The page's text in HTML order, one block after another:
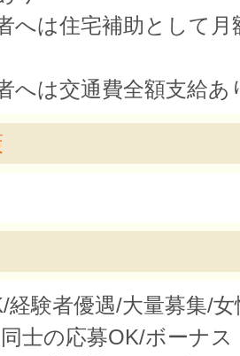
へは住宅補助として月
へは交通費全額支給あ
経験者優遇/大量募集/
士の応募OK/ボーナス